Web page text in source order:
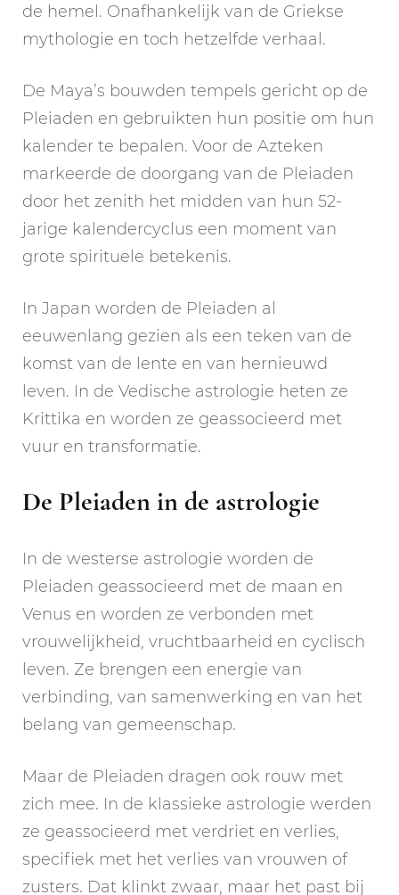
de hemel. Onafhankelijk van de Griekse
mythologie en toch hetzelfde verhaal.
De Maya’s bouwden tempels gericht op de
Pleiaden en gebruikten hun positie om hun
kalender te bepalen. Voor de Azteken
markeerde de doorgang van de Pleiaden
door het zenith het midden van hun 52-
jarige kalendercyclus een moment van
grote spirituele betekenis.
In Japan worden de Pleiaden al
eeuwenlang gezien als een teken van de
komst van de lente en van hernieuwd
leven. In de Vedische astrologie heten ze
Krittika en worden ze geassocieerd met
vuur en transformatie.
De Pleiaden in de astrologie
In de westerse astrologie worden de
Pleiaden geassocieerd met de maan en
Venus en worden ze verbonden met
vrouwelijkheid, vruchtbaarheid en cyclisch
leven. Ze brengen een energie van
verbinding, van samenwerking en van het
belang van gemeenschap.
Maar de Pleiaden dragen ook rouw met
zich mee. In de klassieke astrologie werden
ze geassocieerd met verdriet en verlies,
specifiek met het verlies van vrouwen of
zusters. Dat klinkt zwaar, maar het past bij